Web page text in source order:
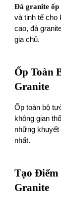
Đá granite ốp
và tinh tế cho
cao, đá
gia chủ.
Ốp Toàn
Granite
Ốp toàn bộ
không gian
những
nhất.
Tạo
Granite